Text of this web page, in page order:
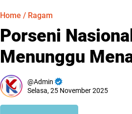
Home / Ragam
Porseni
Menunggu
Admin
Selasa, 25 November 2025